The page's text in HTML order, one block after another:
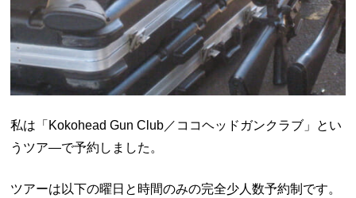
私は「Kokohead Gun Club／ココヘッドガンクラブ」とい
うツア―で予約しました。
ツアーは以下の曜日と時間のみの完全少人数予約制です。